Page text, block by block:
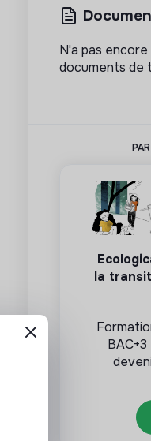
N'a pas
documents de
la